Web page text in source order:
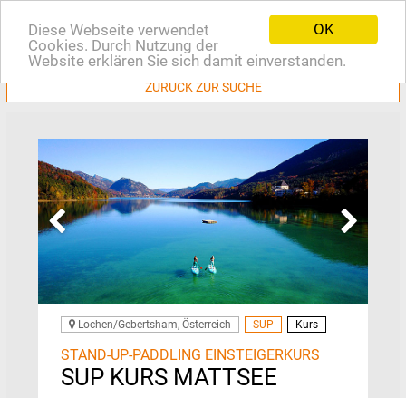
OK
Diese Webseite verwendet
Cookies. Durch Nutzung der
Website erklären Sie sich damit einverstanden.
ZURÜCK ZUR SUCHE
Lochen/Gebertsham, Österreich SUP Kurs
STAND-UP-PADDLING EINSTEIGERKURS
SUP KURS MATTSEE